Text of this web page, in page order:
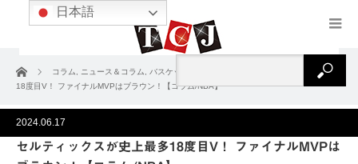
ホーム コラム ニュース＆コラム バスケットボール
セルティックスが史上最多
18度目V！ ファイナルMVPはブラウン！【コラム/NBA】
2024.06.17
セルティックスが史上最多18度目V！ ファイナルMVPは
日本語